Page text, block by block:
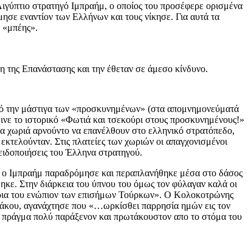
στρατηγό Ιμπραήμ, ο οποίος του προσέφερε ορισμένα
εναντίον των Ελλήνων και τους νίκησε. Για αυτά τα
«μπέης».
Επανάστασης και την έθεταν σε άμεσο κίνδυνο.
την μάστιγα των «προσκυνημένων» (στα απομνημονεύματά
το ιστορικό «Φωτιά και τσεκούρι στους προσκυνημένους!»
αρνούντο να επανέλθουν στο ελληνικό στρατόπεδο,
Στις πλατείες των χωριών οι απαγχονισμένοι
του Έλληνα στρατηγού.
Ιμπραήμ παραδρόμησε και περαπλανήθηκε μέσα στο δάσος
Στην διάρκεια του ύπνου του όμως τον φύλαγαν καλά οι
του ενώπιον των επισήμων Τούρκων». Ο Κολοκοτρώνης
αγανάχτησε που «…ωρκίσθει παρρησία ημών εις τον
πράγμα πολύ παράξενον και πρωτάκουστον απο το στόμα του